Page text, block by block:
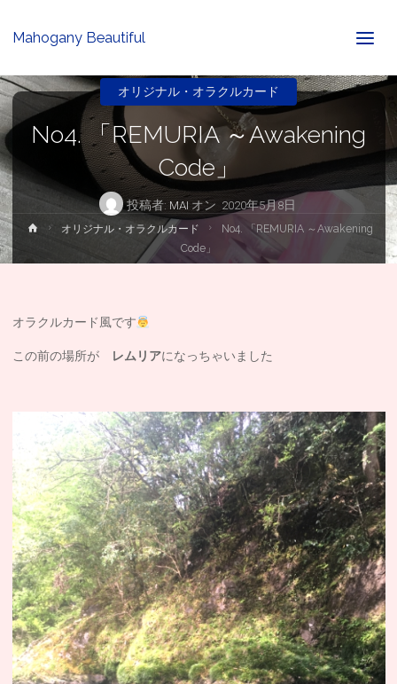
Mahogany Beautiful
No4. 「REMURIA ～Awakening
Code」
投稿者: MAI オン 2020年5月8日
オリジナル・オラクルカード
ホ
ム
オリジナル・オラクルカード
No4. 「REMURIA ～Awakening
Code」
オラクルカード風です
この前の場所が レムリアになっちゃいました